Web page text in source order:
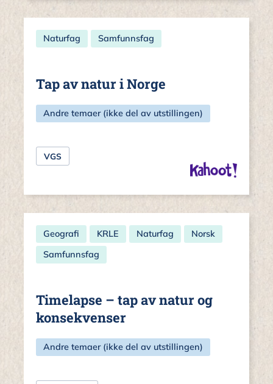
Naturfag Samfunnsfag
Tap av natur i Norge
Andre temaer (ikke del av utstillingen)
VGS
Geografi KRLE Naturfag
Norsk
Samfunnsfag
Timelapse – tap av natur og
konsekvenser
Andre temaer (ikke del av utstillingen)